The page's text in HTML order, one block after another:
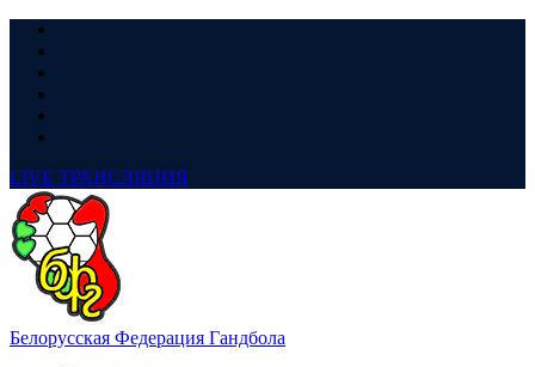
LIVE ТРАНСЛЯЦИЯ
Белорусская Федерация Гандбола